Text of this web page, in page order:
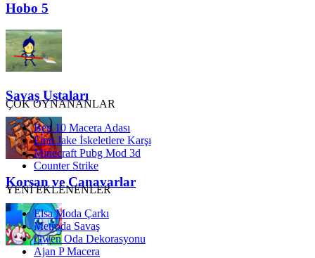
Hobo 5
Savaş Ustaları
Korsan ve Canavarlar
ÇOK OYNANANLAR
Ben 10 Macera Adası
Finn Jake İskeletlere Karşı
Minecraft Pubg Mod 3d
Counter Strike
YENİ EKLENENLER
Elsa Moda Çarkı
Metroda Savaş
Gwen Oda Dekorasyonu
Ajan P Macera